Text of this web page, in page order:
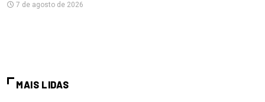
7 de agosto de 2026
MAIS LIDAS